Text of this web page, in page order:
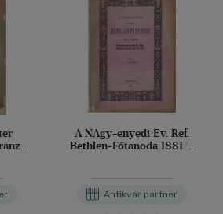
A NAgy-enyedi Ev. Ref.
Bethlen-Főtanoda 1881/2
Antikvár partner